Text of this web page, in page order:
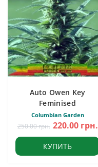
Auto Owen Key
Feminised
Columbian Garden
250.00 грн. 220.00 грн.
КУПИТЬ